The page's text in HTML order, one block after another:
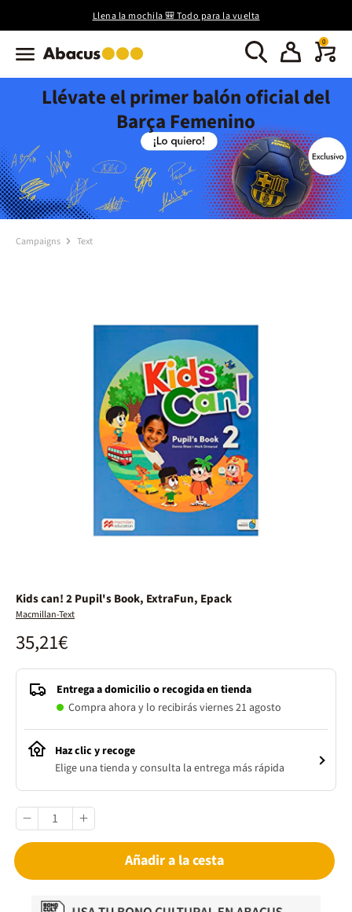
Llena la mochila 🎒 Todo para la vuelta
0
Llévate el primer balón oficial del
Barça Femenino
Campaigns Text
Kids can! 2 Pupil's Book, ExtraFun, Epack
Macmillan-Text
35,21€
Entrega a domicilio o recogida en tienda
Compra ahora y lo recibirás viernes 21 agosto
Haz clic y recoge
Elige una tienda y consulta la entrega más rápida
Añadir a la cesta